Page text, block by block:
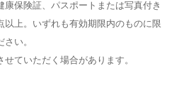
保険証、パスポートまたは写真付き
以上。いずれも有効期限内のものに限
い。
ていただく場合があります。